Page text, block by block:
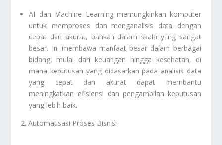
AI dan Machine Learning memungkinkan komputer
untuk memproses dan menganalisis data dengan
cepat dan akurat, bahkan dalam skala yang sangat
besar. Ini membawa manfaat besar dalam berbagai
bidang, mulai dari keuangan hingga kesehatan, di
mana keputusan yang didasarkan pada analisis data
yang cepat dan akurat dapat membantu
meningkatkan efisiensi dan pengambilan keputusan
yang lebih baik.
2. Automatisasi Proses Bisnis: